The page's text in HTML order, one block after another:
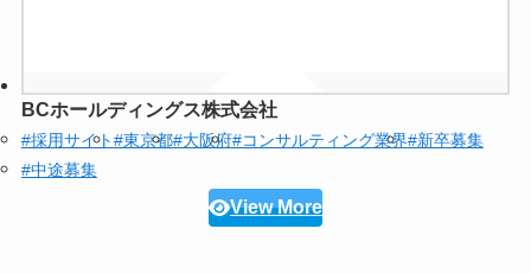
BCホールディングス株式会社
#採用サイト#東京都#大阪府#コンサルティング業界#新卒募集
#中途募集
View More